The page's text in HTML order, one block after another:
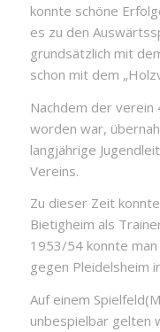
konnte schöne
es zu den
grundsätzlich mit
schon mit dem
Nachdem der
worden war,
langjährige
Vereins.
Zu dieser Zeit
Bietigheim als
1953/54 konnte
gegen Pleidelsheim
Auf einem
unbespielbar gelten